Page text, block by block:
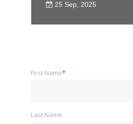
25 Sep, 2025
First Name*
Last Name